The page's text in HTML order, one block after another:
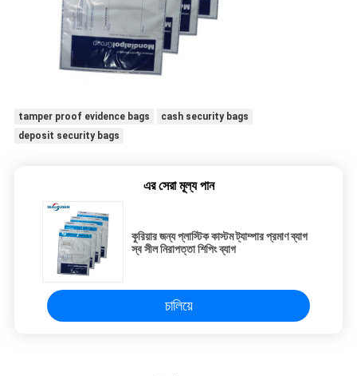
tamper proof evidence bags
cash security bags
deposit security bags
এর সেরা মূল্য পান
কুরিয়ার জন্য প্লাস্টিক কাস্টম ট্যাম্পার প্রমাণ ব্যাগ
স্ব সীল নিরাপত্তা শিপিং ব্যাগ
চালিয়ে